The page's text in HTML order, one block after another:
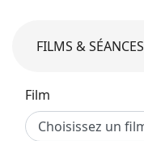
FILMS & SÉANCES
Film